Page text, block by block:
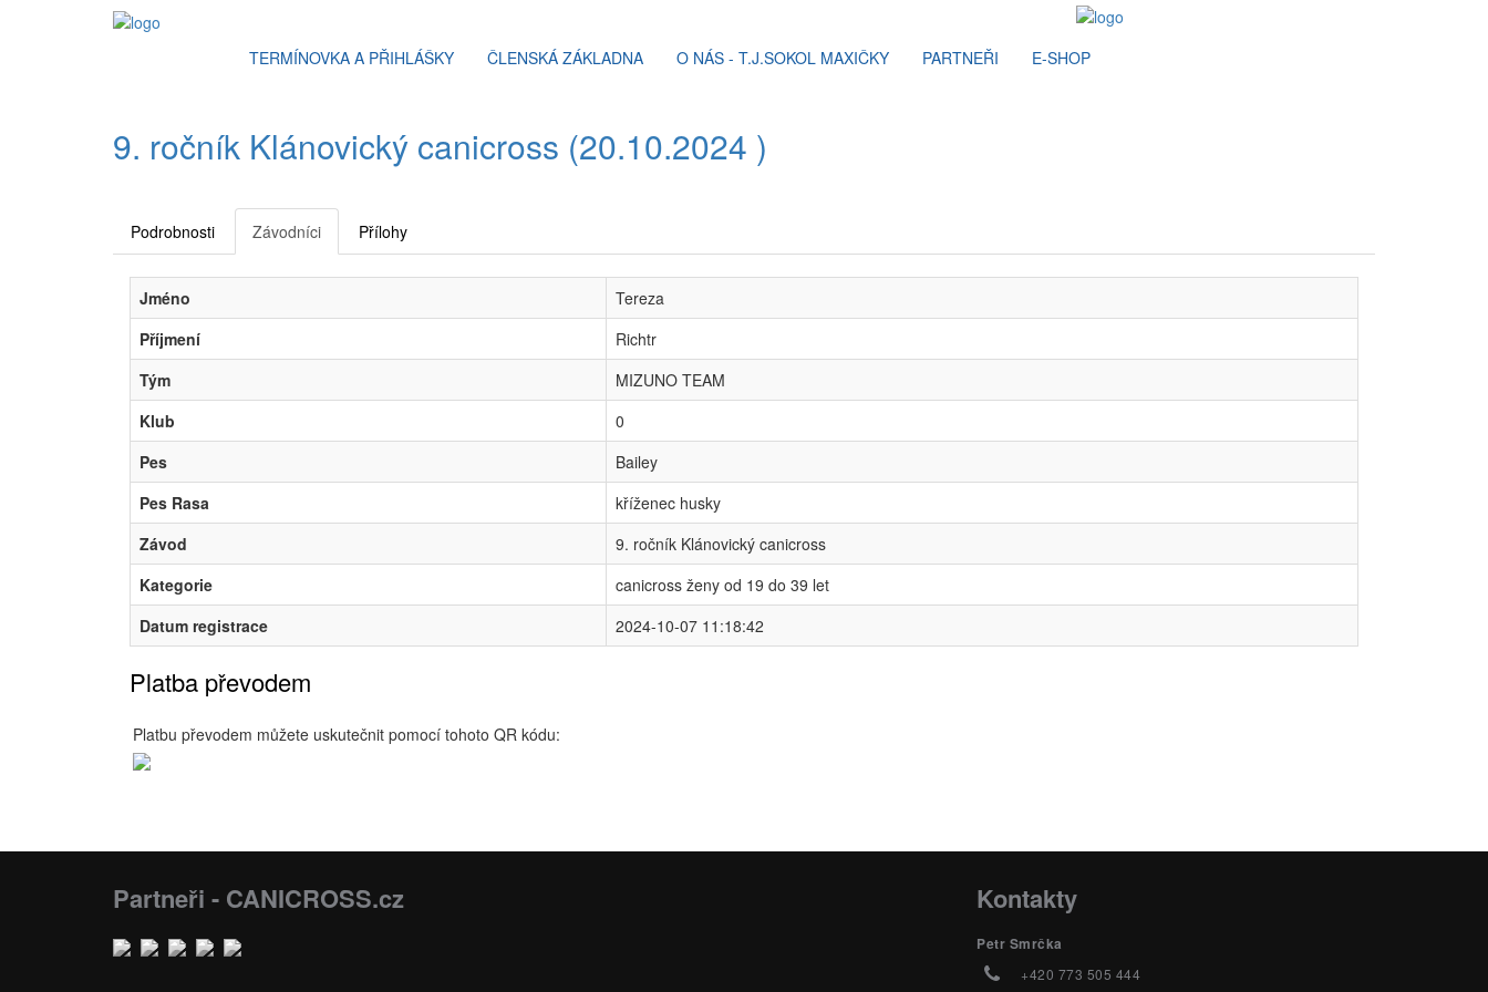
TERMÍNOVKA A PŘIHLÁŠKY ČLENSKÁ ZÁKLADNA O NÁS - T.J.SOKOL MAXIČKY PARTNEŘI E-SHOP
9. ročník Klánovický canicross (20.10.2024 )
Podrobnosti Závodníci Přílohy
Jméno
Tereza
Příjmení
Richtr
Tým
MIZUNO TEAM
Klub
0
Pes
Bailey
Pes Rasa
kříženec husky
Závod
9. ročník Klánovický canicross
Kategorie
canicross ženy od 19 do 39 let
Datum registrace
2024-10-07 11:18:42
Platba převodem
Platbu převodem můžete uskutečnit pomocí tohoto QR kódu:
Partneři - CANICROSS.cz Kontakty
Petr Smrčka
+420 773 505 444